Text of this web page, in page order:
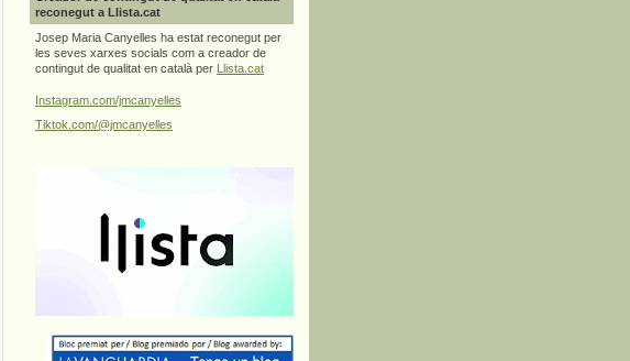
reconegut a Llista.cat
Josep Maria Canyelles ha estat reconegut per
les seves xarxes socials com a creador de
contingut de qualitat en català per
Llista.cat
Instagram.com/jmcanyelles
Tiktok.com/@jmcanyelles